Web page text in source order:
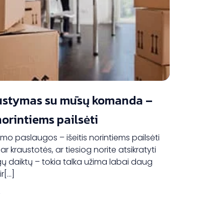
su mūsų komanda –
pailsėti
paslaugos – išeitis norintiems pailsėti
kraustotės, ar tiesiog norite atsikratyti
daiktų – tokia talka užima labai daug